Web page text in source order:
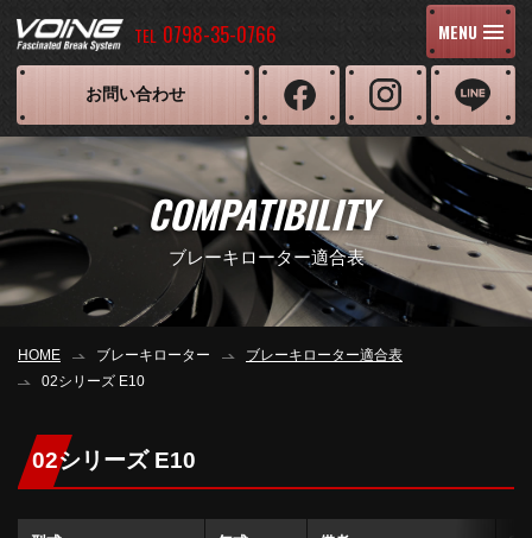
TEL 0798-35-0766 MENU
お問い合わせ
COMPATIBILITY
ブレーキローター適合表
HOME ブレーキローター
ブレーキローター適合表
02シリーズ E10
02シリーズ E10